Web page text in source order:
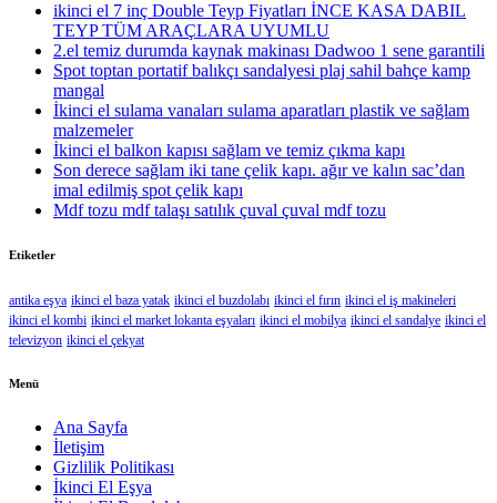
ikinci el 7 inç Double Teyp Fiyatları İNCE KASA DABIL
TEYP TÜM ARAÇLARA UYUMLU
2.el temiz durumda kaynak makinası Dadwoo 1 sene garantili
Spot toptan portatif balıkçı sandalyesi plaj sahil bahçe kamp
mangal
İkinci el sulama vanaları sulama aparatları plastik ve sağlam
malzemeler
İkinci el balkon kapısı sağlam ve temiz çıkma kapı
Son derece sağlam iki tane çelik kapı. ağır ve kalın sac’dan
imal edilmiş spot çelik kapı
Mdf tozu mdf talaşı satılık çuval çuval mdf tozu
Etiketler
antika eşya ikinci el baza yatak ikinci el buzdolabı ikinci el fırın ikinci el iş makineleri
ikinci el kombi ikinci el market lokanta eşyaları ikinci el mobilya ikinci el sandalye ikinci el
televizyon ikinci el çekyat
Menü
Ana Sayfa
İletişim
Gizlilik Politikası
İkinci El Eşya